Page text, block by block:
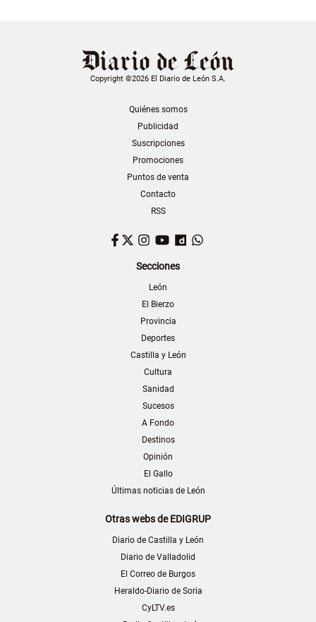
Copyright ©2026 El Diario de León S.A.
Quiénes somos
Publicidad
Suscripciones
Promociones
Puntos de venta
Contacto
RSS
Facebook
TwitterInstagram
YouTubeDailymotion
Secciones
León
El Bierzo
Provincia
Deportes
Castilla y León
Cultura
Sanidad
Sucesos
A Fondo
Destinos
Opinión
El Gallo
Últimas noticias de León
Otras webs de EDIGRUP
Diario de Castilla y León
Diario de Valladolid
El Correo de Burgos
Heraldo-Diario de Soria
CyLTV.es